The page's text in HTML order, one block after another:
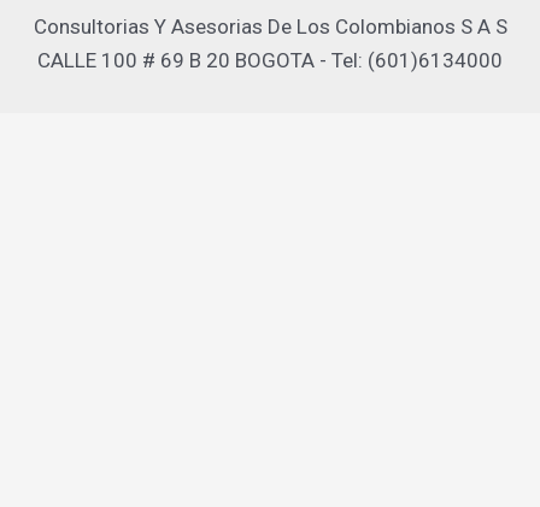
Consultorias Y Asesorias De Los Colombianos S A S
CALLE 100 # 69 B 20 BOGOTA - Tel: (601)6134000